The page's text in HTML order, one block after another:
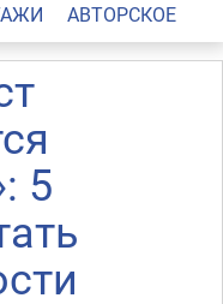
АВТОРСКОЕ
5